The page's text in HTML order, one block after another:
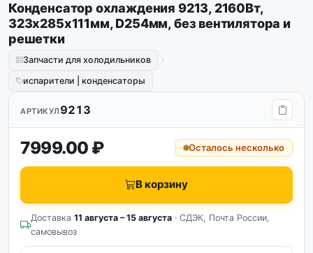
Конденсатор охлаждения 9213, 2160Вт,
323х285х111мм, D254мм, без вентилятора и
решетки
Запчасти для холодильников
испарители | конденсаторы
АРТИКУЛ9213
7999.00 ₽ Осталось несколько
В корзину
Доставка 11 августа – 15 августа · СДЭК, Почта России,
самовывоз